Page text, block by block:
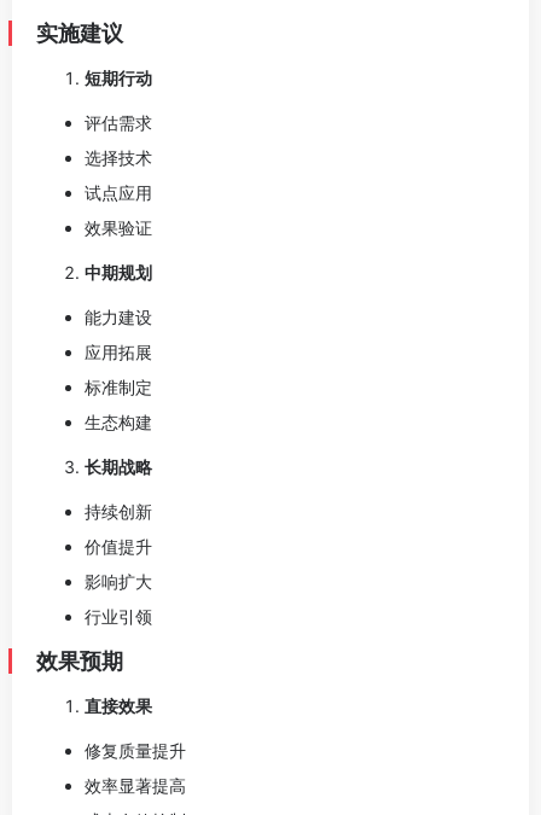
实施建议
短期行动
评估需求
选择技术
试点应用
效果验证
中期规划
能力建设
应用拓展
标准制定
生态构建
长期战略
持续创新
价值提升
影响扩大
行业引领
效果预期
直接效果
修复质量提升
效率显著提高